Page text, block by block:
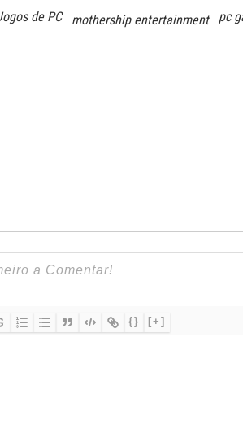
de PC mothership entertainment pc
{} [+]